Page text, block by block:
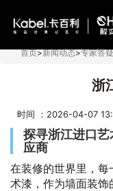
首页>新闻动态>专家答疑
浙
时间 ：2026-04-07
探寻浙江进口
应商
在装修的世界里，
术漆，作为墙面装